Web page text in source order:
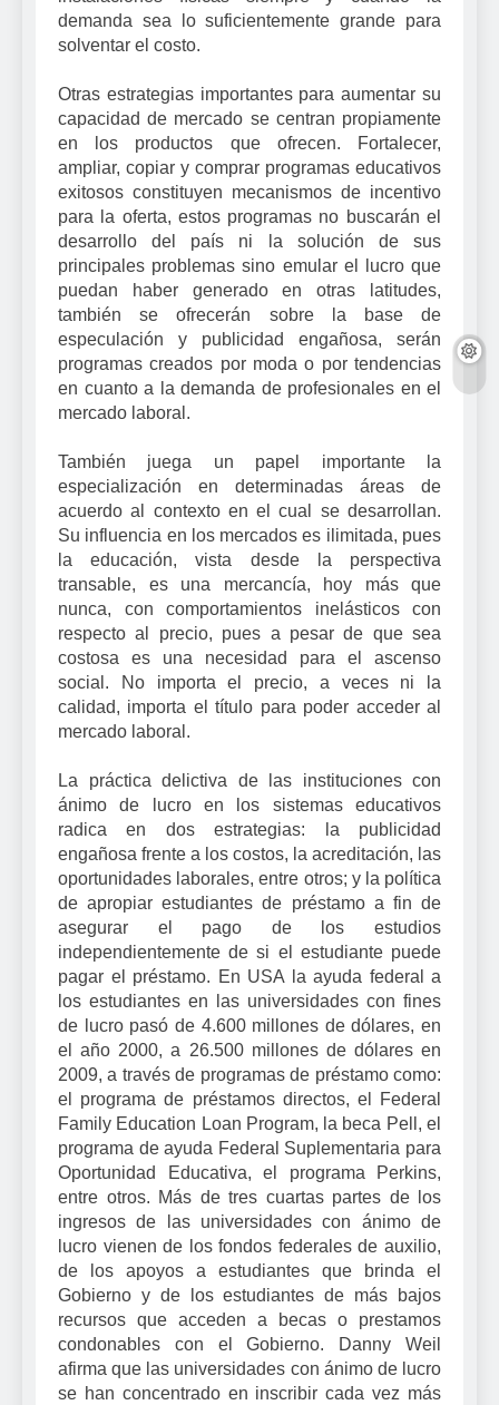
demanda sea lo suficientemente grande para
solventar el costo.
Otras estrategias importantes para aumentar su
capacidad de mercado se centran propiamente
en los productos que ofrecen. Fortalecer,
ampliar, copiar y comprar programas educativos
exitosos constituyen mecanismos de incentivo
para la oferta, estos programas no buscarán el
desarrollo del país ni la solución de sus
principales problemas sino emular el lucro que
puedan haber generado en otras latitudes,
también se ofrecerán sobre la base de
especulación y publicidad engañosa, serán
programas creados por moda o por tendencias
en cuanto a la demanda de profesionales en el
mercado laboral.
También juega un papel importante la
especialización en determinadas áreas de
acuerdo al contexto en el cual se desarrollan.
Su influencia en los mercados es ilimitada, pues
la educación, vista desde la perspectiva
transable, es una mercancía, hoy más que
nunca, con comportamientos inelásticos con
respecto al precio, pues a pesar de que sea
costosa es una necesidad para el ascenso
social. No importa el precio, a veces ni la
calidad, importa el título para poder acceder al
mercado laboral.
La práctica delictiva de las instituciones con
ánimo de lucro en los sistemas educativos
radica en dos estrategias: la publicidad
engañosa frente a los costos, la acreditación, las
oportunidades laborales, entre otros; y la política
de apropiar estudiantes de préstamo a fin de
asegurar el pago de los estudios
independientemente de si el estudiante puede
pagar el préstamo. En USA la ayuda federal a
los estudiantes en las universidades con fines
de lucro pasó de 4.600 millones de dólares, en
el año 2000, a 26.500 millones de dólares en
2009, a través de programas de préstamo como:
el programa de préstamos directos, el Federal
Family Education Loan Program, la beca Pell, el
programa de ayuda Federal Suplementaria para
Oportunidad Educativa, el programa Perkins,
entre otros. Más de tres cuartas partes de los
ingresos de las universidades con ánimo de
lucro vienen de los fondos federales de auxilio,
de los apoyos a estudiantes que brinda el
Gobierno y de los estudiantes de más bajos
recursos que acceden a becas o prestamos
condonables con el Gobierno. Danny Weil
afirma que las universidades con ánimo de lucro
se han concentrado en inscribir cada vez más